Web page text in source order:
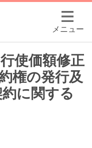
メニュー
使価額修正
権の発行及
に関する